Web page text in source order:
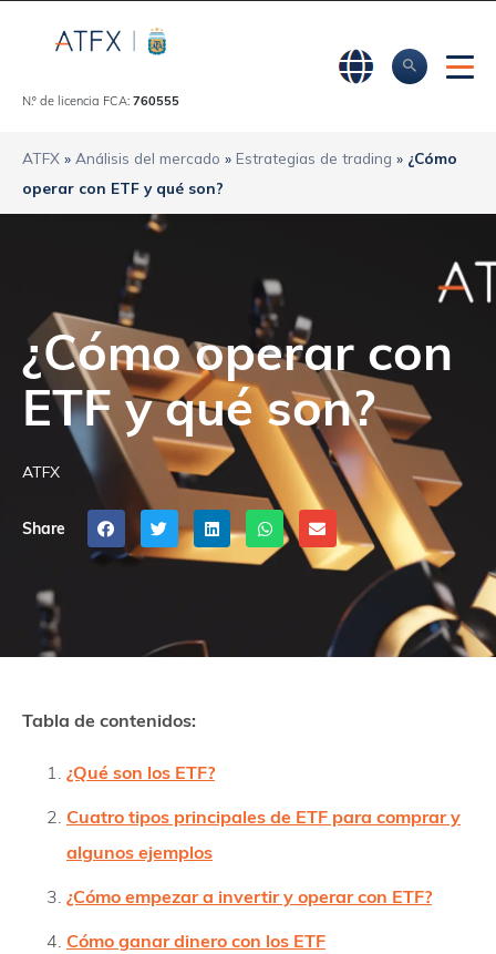
N.º de licencia FCA: 760555
ATFX » Análisis del mercado » Estrategias de trading » ¿Cómo
operar con ETF y qué son?
¿Cómo operar con
ETF y qué son?
ATFX
Share
Tabla de contenidos:
¿Qué son los ETF?
Cuatro tipos principales de ETF para comprar y
algunos ejemplos
¿Cómo empezar a invertir y operar con ETF?
Cómo ganar dinero con los ETF